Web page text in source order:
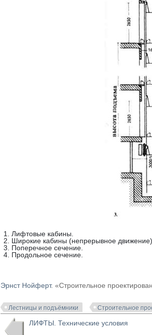
1. Лифтовые кабины.
2. Широкие кабины (непрерывное движение).
3. Поперечное сечение.
4. Продольное сечение.
Эрнст Нойферт. «Строительное
Лестницы и подъёмники Строительное
ЛИФТЫ. Технические условия